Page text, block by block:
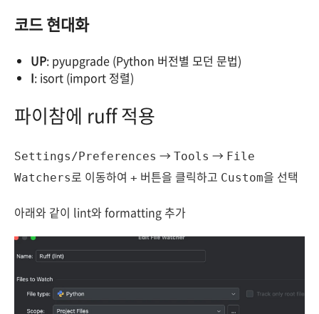
코드 현대화
UP: pyupgrade (Python 버전별 모던 문법)
I: isort (import 정렬)
파이참에 ruff 적용
Settings/Preferences → Tools → File
Watchers로 이동하여 + 버튼을 클릭하고 Custom을 선택
아래와 같이 lint와 formatting 추가